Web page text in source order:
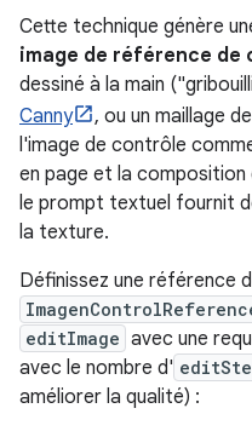
Cette technique génère
image de référence de
dessiné à la main
Canny
, ou un maillage
l'image de contrôle
en page et la composition
le prompt textuel fournit
la texture.
Définissez une référence
editImage avec une
avec le nombre d'
améliorer la qualité) :